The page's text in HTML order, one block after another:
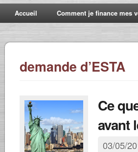
Accueil Comment je finance mes
demande d’ESTA
Ce
avant
03/05/